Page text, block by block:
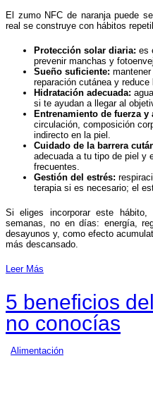
El zumo NFC de naranja puede
real se construye con hábitos
Protección solar diaria: es
prevenir manchas y
Sueño suficiente:
reparación cutánea y reduce
Hidratación adecuada:
si te ayudan a llegar al
Entrenamiento de fuerza
circulación, composición
indirecto en la piel.
Cuidado de la barrera
adecuada a tu tipo de piel y
frecuentes.
Gestión del estrés:
terapia si es necesario; el
Si eliges incorporar este
semanas, no en días: energía,
desayunos y, como efecto
más descansado.
Leer Más
5 beneficios
no conocías
Alimentación